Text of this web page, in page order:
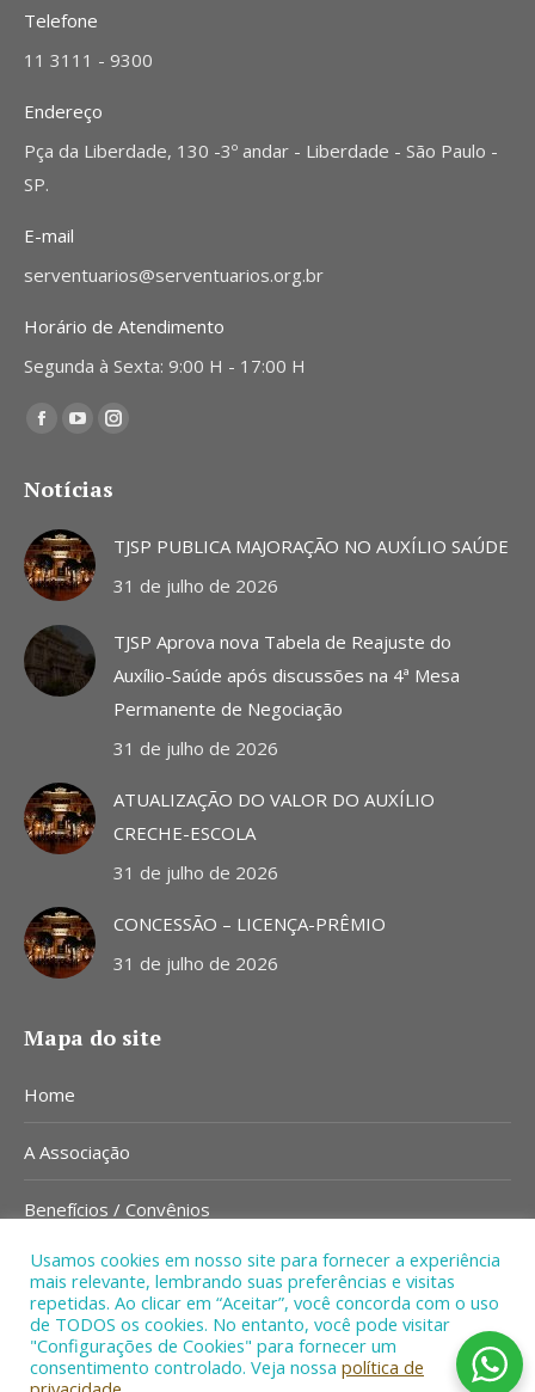
Telefone
11 3111 - 9300
Endereço
Pça da Liberdade, 130 -3º andar - Liberdade - São Paulo -
SP.
E-mail
serventuarios@serventuarios.org.br
Horário de Atendimento
Segunda à Sexta: 9:00 H - 17:00 H
Encontre-nos em:
Facebook
opens
in
new
window
YouTube
opens
new
window
Instagram
opens
new
window
Notícias
TJSP PUBLICA MAJORAÇÃO NO AUXÍLIO SAÚDE
31 de julho de 2026
TJSP Aprova nova Tabela de Reajuste do
Auxílio-Saúde após discussões na 4ª Mesa
Permanente de Negociação
31 de julho de 2026
ATUALIZAÇÃO DO VALOR DO AUXÍLIO
CRECHE-ESCOLA
31 de julho de 2026
CONCESSÃO – LICENÇA-PRÊMIO
31 de julho de 2026
Mapa do site
Home
A Associação
Benefícios / Convênios
Notícias
Contato
Usamos cookies em nosso site para fornecer a experiência
mais relevante, lembrando suas preferências e visitas
repetidas. Ao clicar em “Aceitar”, você concorda com o uso
de TODOS os cookies. No entanto, você pode visitar
"Configurações de Cookies" para fornecer um
consentimento controlado. Veja nossa política de